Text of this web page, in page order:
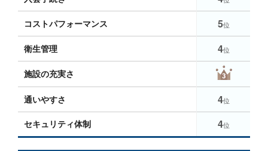
コストパフォーマンス 5位
衛生管理 4位
施設の充実さ
通いやすさ 4位
セキュリティ体制 4位